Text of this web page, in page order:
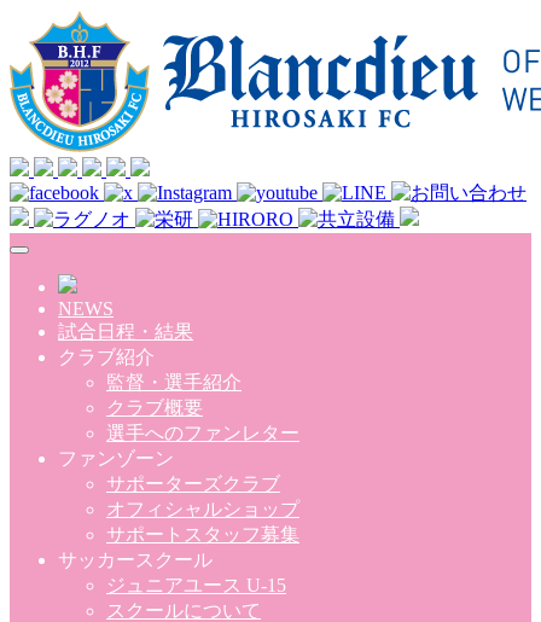
Skip to main content
NEWS
試合日程・結果
クラブ紹介
監督・選手紹介
クラブ概要
選手へのファンレター
ファンゾーン
サポーターズクラブ
オフィシャルショップ
サポートスタッフ募集
サッカースクール
ジュニアユース U-15
スクールについて